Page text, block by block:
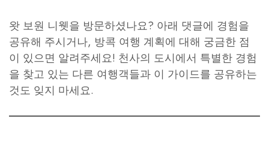
왓 보원 니웻을 방문하셨나요? 아래 댓글에 경험을
공유해 주시거나, 방콕 여행 계획에 대해 궁금한 점
이 있으면 알려주세요! 천사의 도시에서 특별한 경험
을 찾고 있는 다른 여행객들과 이 가이드를 공유하는
것도 잊지 마세요.